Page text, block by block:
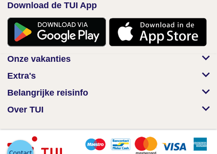
Download de TUI App
Onze vakanties
Extra's
Belangrijke reisinfo
Over TUI